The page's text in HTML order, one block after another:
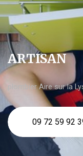
ARTISAN
plombier Aire sur la
09 72 59 92